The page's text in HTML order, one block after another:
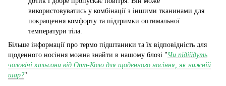
використовуватись у комбінації з іншими тканинами для
покращення комфорту та підтримки оптимальної
температури тіла.
Більше інформації про термо підштаники та їх відповідність для
щоденного носіння можна знайти в нашому блозі "Чи підійдуть
чоловічі кальсони від Опт-Коло для щоденного носіння, як нижній
шар?"